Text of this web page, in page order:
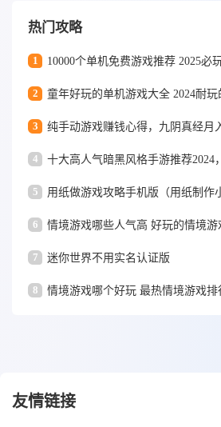
热门攻略
1 10000个单机免费游戏推荐 2025必
2 童年好玩的单机游戏大全 2024耐
3 纯手动游戏赚钱心得，九阴真经月
4
5 用纸做游戏攻略手机版（用纸制作
6 情境游戏哪些人气高 好玩的情境游
7 迷你世界不用实名认证版
8 情境游戏哪个好玩 最热情境游戏排
友情链接